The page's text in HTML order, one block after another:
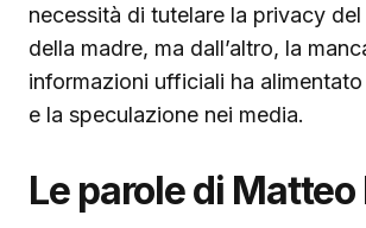
necessità di tutelare la privacy
della madre, ma dall’altro, la
informazioni ufficiali ha
e la speculazione nei media.
Le parole di Matteo